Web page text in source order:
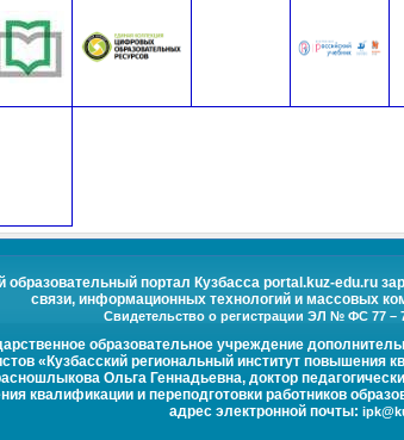
портал Кузбасса portal.kuz-edu.ru
связи, информационных технологий и массовых
Свидетельство о регистрации ЭЛ № ФС 77 –
образовательное учреждение
«Кузбасский региональный институт повышения
Ольга Геннадьевна, доктор
квалификации и переподготовки работников
адрес электронной почты: